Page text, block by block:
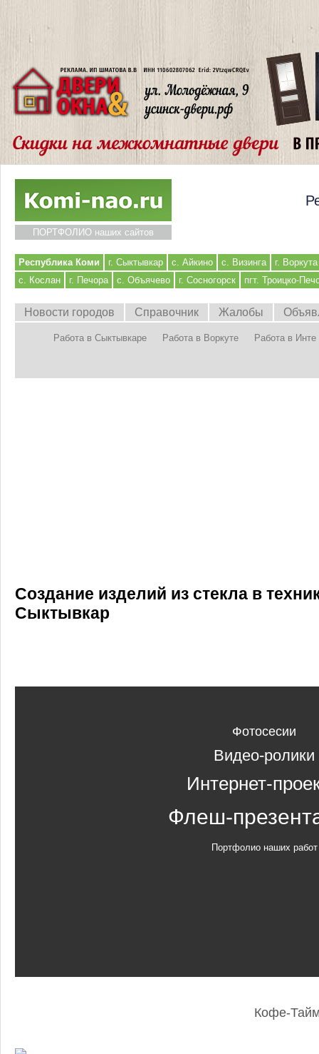
ПОРТФОЛИО наших сайтов
Республика Коми г. Сыктывкар с. Айкино с. Визинга
г. Воркута
с. Кослан
г. Печора с. Объячево г. Сосногорск пгт. Троицко-
Новости городов Справочник Жалобы
Работа в Сыктывкаре Работа в Воркуте Работа в Инте
Создание изделий из стекла в
Сыктывкар
Фотосесии
Видео-ролики
Интернет-
Флеш-
Портфолио наших работ
Кофе-